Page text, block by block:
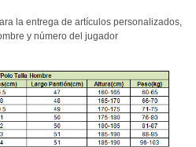
la entrega de artículos personalizados,
y número del jugador